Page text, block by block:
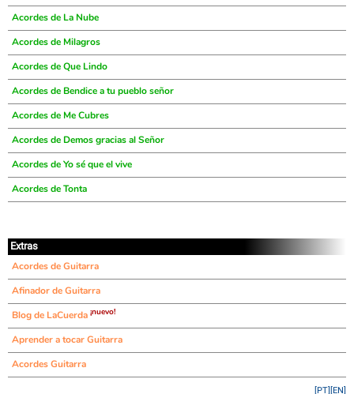
Acordes de La Nube
Acordes de Milagros
Acordes de Que Lindo
Acordes de Bendice a tu pueblo señor
Acordes de Me Cubres
Acordes de Demos gracias al Señor
Acordes de Yo sé que el vive
Acordes de Tonta
Extras
Acordes de Guitarra
Afinador de Guitarra
Blog de LaCuerda ¡nuevo!
Aprender a tocar Guitarra
Acordes Guitarra
[EN]
[PT]